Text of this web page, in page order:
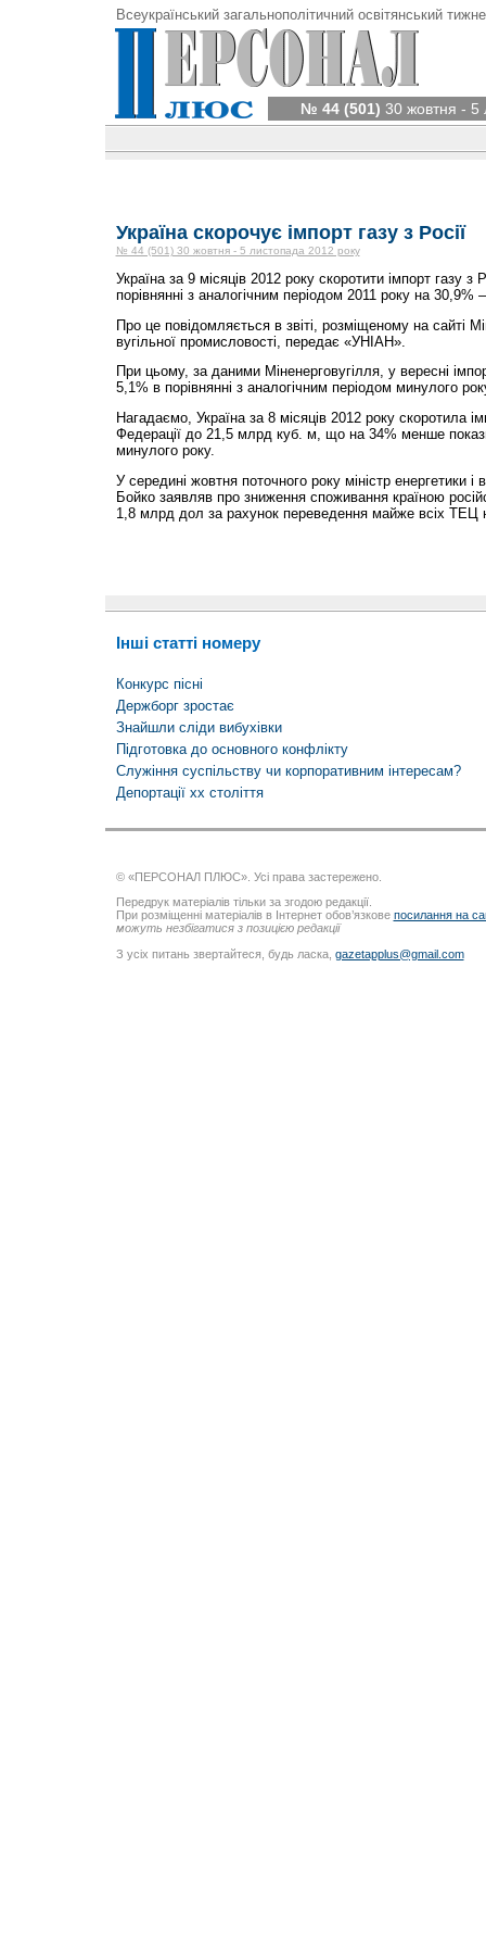
Всеукраїнський загальнополітичний освітянський
№ 44 (501) 30 жовтня - 5
Україна скорочує імпорт газу з Росії
№ 44 (501) 30 жовтня - 5 листопада 2012 року
Україна за 9 місяців 2012 року скоротити імпорт газу з
порівнянні з аналогічним періодом 2011 року на
Про це повідомляється в звіті, розміщеному на сайті
вугільної промисловості, передає «УНІАН».
При цьому, за даними Міненерговугілля, у вересні
5,1% в порівнянні з аналогічним періодом минулого
Нагадаємо, Україна за 8 місяців 2012 року скоротила
Федерації до 21,5 млрд куб. м, що на 34% менше
минулого року.
У середині жовтня поточного року міністр енергетики і
Бойко заявляв про зниження споживання країною
1,8 млрд дол за рахунок переведення майже всіх ТЕЦ
Інші статті номеру
Конкурс пісні
Держборг зростає
Знайшли сліди вибухівки
Підготовка до основного конфлікту
Служіння суспільству чи корпоративним інтересам?
Депортації хх століття
© «ПЕРСОНАЛ ПЛЮС». Усі права застережено.
Передрук матеріалів тільки за згодою редакції.
При розміщенні матеріалів в Інтернет обов’язкове посилання на
можуть незбігатися з позицією редакції
З усіх питань звертайтеся, будь ласка, gazetapplus@gmail.com